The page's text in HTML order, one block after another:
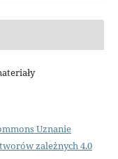
Uznanie
zależnych 4.0